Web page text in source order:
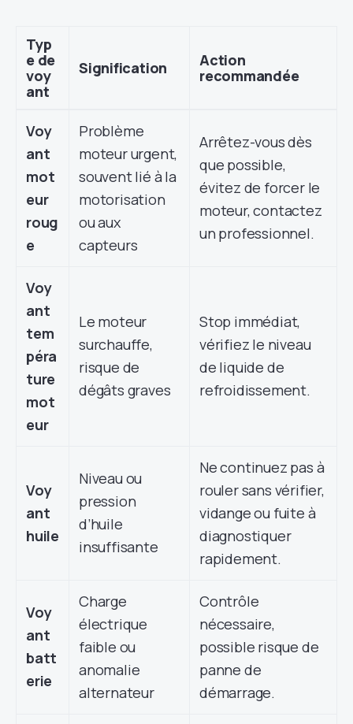
Typ
e de
voy
ant
Signification
Action
recommandée
Voy
ant
mot
eur
roug
e
Problème
moteur urgent,
souvent lié à la
motorisation
ou aux
capteurs
Arrêtez-vous dès
que possible,
évitez de forcer le
moteur, contactez
un professionnel.
Voy
ant
tem
péra
ture
mot
eur
Le moteur
surchauffe,
risque de
dégâts graves
Stop immédiat,
vérifiez le niveau
de liquide de
refroidissement.
Voy
ant
huile
Niveau ou
pression
d’huile
insuffisante
Ne continuez pas à
rouler sans vérifier,
vidange ou fuite à
diagnostiquer
rapidement.
Voy
ant
batt
erie
Charge
électrique
faible ou
anomalie
alternateur
Contrôle
nécessaire,
possible risque de
panne de
démarrage.